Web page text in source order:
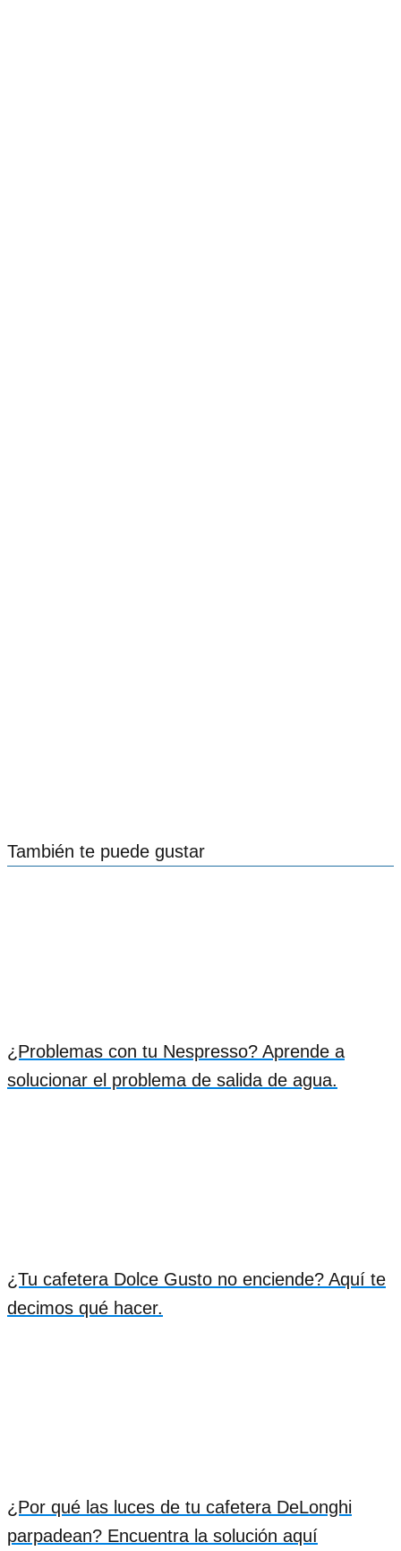
También te puede gustar
¿Problemas con tu Nespresso? Aprende a
solucionar el problema de salida de agua.
¿Tu cafetera Dolce Gusto no enciende? Aquí te
decimos qué hacer.
¿Por qué las luces de tu cafetera DeLonghi
parpadean? Encuentra la solución aquí